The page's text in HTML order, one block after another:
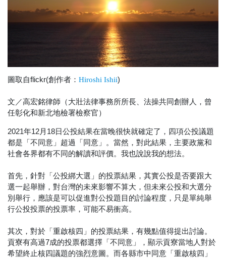
圖取自flickr(創作者： Hiroshi Ishii)
文／高宏銘律師（大壯法律事務所所長、法操共同創辦人，曾
任彰化和新北地檢署檢察官）
2021年12月18日公投結果在當晚很快就確定了，四項公投議題
都是「不同意」超過「同意」。當然，對此結果，主要政黨和
社會各界都有不同的解讀和評價。我也說說我的想法。
首先，針對「公投綁大選」的投票結果，其實公投是否要跟大
選一起舉辦，對台灣的未來影響不算大，但未來公投和大選分
別舉行，應該是可以促進對公投題目的討論程度，只是單純舉
行公投投票的投票率，可能不易衝高。
其次，對於「重啟核四」的投票結果，有幾點值得提出討論。
貢寮有高過7成的投票都選擇「不同意」，顯示貢寮當地人對於
希望終止核四議題的強烈意圖。而各縣市中同意「重啟核四」